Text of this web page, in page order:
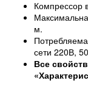
Компрессор
м.
сети 220В,
Все